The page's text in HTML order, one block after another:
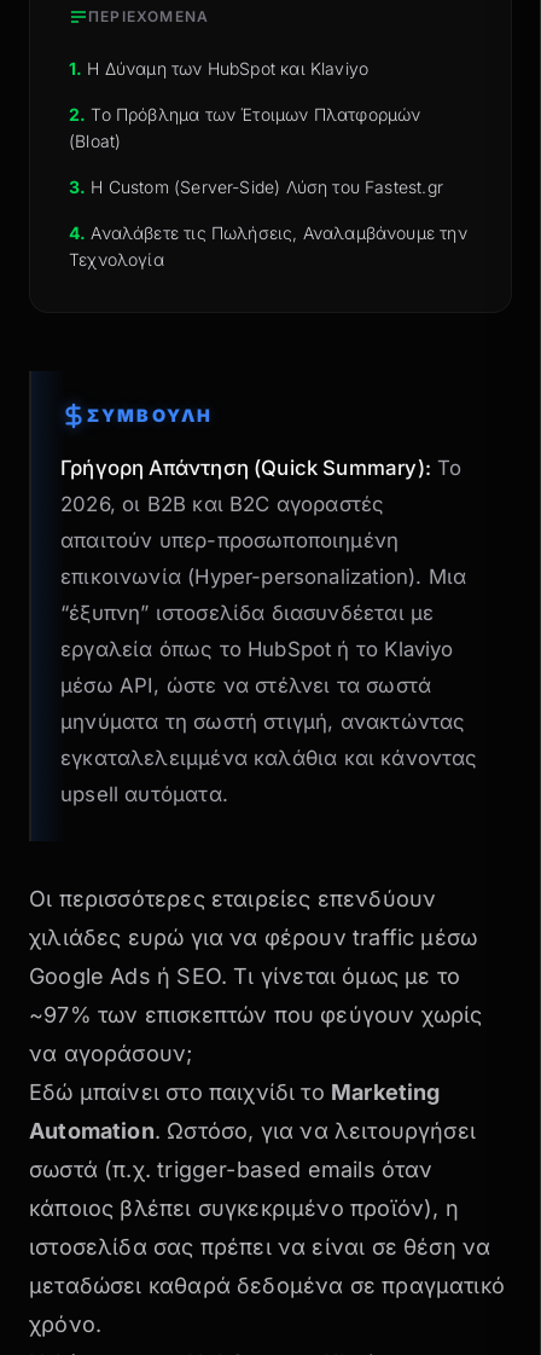
ΠΕΡΙΕΧΟΜΕΝΑ
1. Η Δύναμη των HubSpot και Klaviyo
2. Το Πρόβλημα των Έτοιμων Πλατφορμών
(Bloat)
3. Η Custom (Server-Side) Λύση του Fastest.gr
4. Αναλάβετε τις Πωλήσεις, Αναλαμβάνουμε την
Τεχνολογία
ΣΥΜΒΟΥΛΗ
Γρήγορη Απάντηση (Quick Summary): Το
2026, οι B2B και B2C αγοραστές
απαιτούν υπερ-προσωποποιημένη
επικοινωνία (Hyper-personalization). Μια
“έξυπνη” ιστοσελίδα διασυνδέεται με
εργαλεία όπως το HubSpot ή το Klaviyo
μέσω API, ώστε να στέλνει τα σωστά
μηνύματα τη σωστή στιγμή, ανακτώντας
εγκαταλελειμμένα καλάθια και κάνοντας
upsell αυτόματα.
Οι περισσότερες εταιρείες επενδύουν
χιλιάδες ευρώ για να φέρουν traffic μέσω
Google Ads ή SEO. Τι γίνεται όμως με το
~97% των επισκεπτών που φεύγουν χωρίς
να αγοράσουν;
Εδώ μπαίνει στο παιχνίδι το Marketing
Automation. Ωστόσο, για να λειτουργήσει
σωστά (π.χ. trigger-based emails όταν
κάποιος βλέπει συγκεκριμένο προϊόν), η
ιστοσελίδα σας πρέπει να είναι σε θέση να
μεταδώσει καθαρά δεδομένα σε πραγματικό
χρόνο.